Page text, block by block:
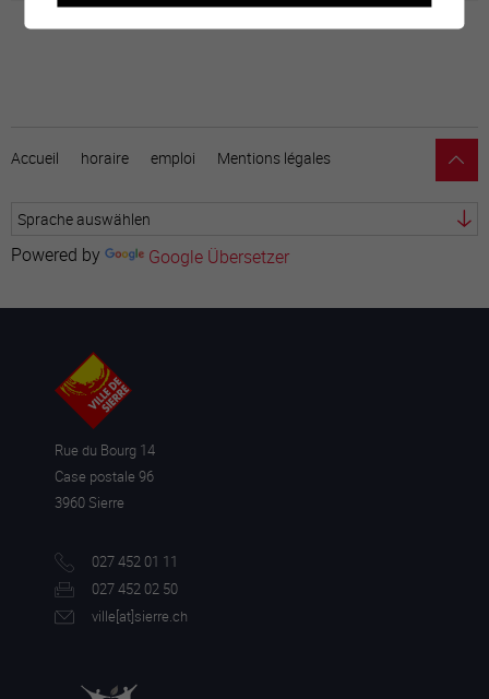
Accueil horaire emploi Mentions légales
Powered by Google Übersetzer
Rue du Bourg 14
Case postale 96
3960 Sierre
027 452 01 11
027 452 02 50
ville[at]sierre.ch